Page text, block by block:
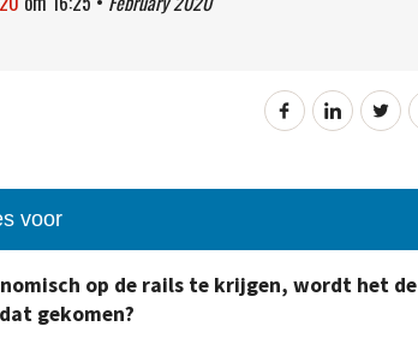
voor
op de rails te krijgen, wordt het de
gekomen?